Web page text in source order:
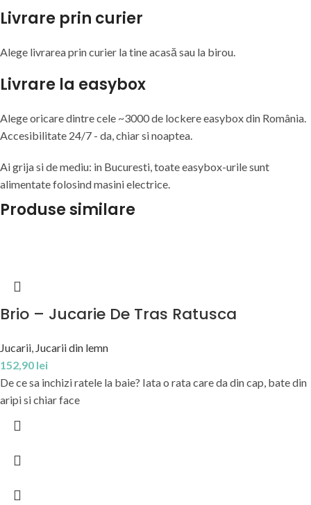
Livrare prin curier
Alege livrarea prin curier latineacasă sau la birou.
Livrare la easybox
Alege oricare dintre cele ~3000 de lockere easybox din România.
Accesibilitate 24/7 - da, chiar si noaptea.
Ai grija si de mediu: in Bucuresti, toate easybox-urile sunt
alimentate folosind masini electrice.
Produse similare
Brio – Jucarie De Tras Ratusca
Jucarii, Jucarii din lemn
152,90 lei
De ce sa inchizi ratele la baie? Iata o rata care da din cap, bate din
aripi si chiar face